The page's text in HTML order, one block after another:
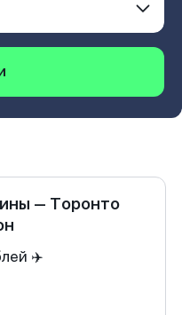
— Торонто
✈️